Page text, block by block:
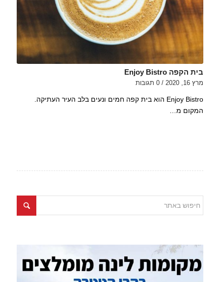
בית הקפה Enjoy Bistro
מרץ 16, 2020 / 0 תגובות
Enjoy Bistro הוא בית קפה חמים ונעים בלב העיר העתיקה.
המקום מ…